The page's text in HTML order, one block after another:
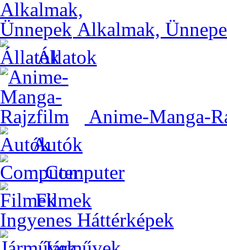
Alkalmak,
Állatok
Anime-Manga-
Autók
Computer
Filmek
Ingyenes Háttérképek